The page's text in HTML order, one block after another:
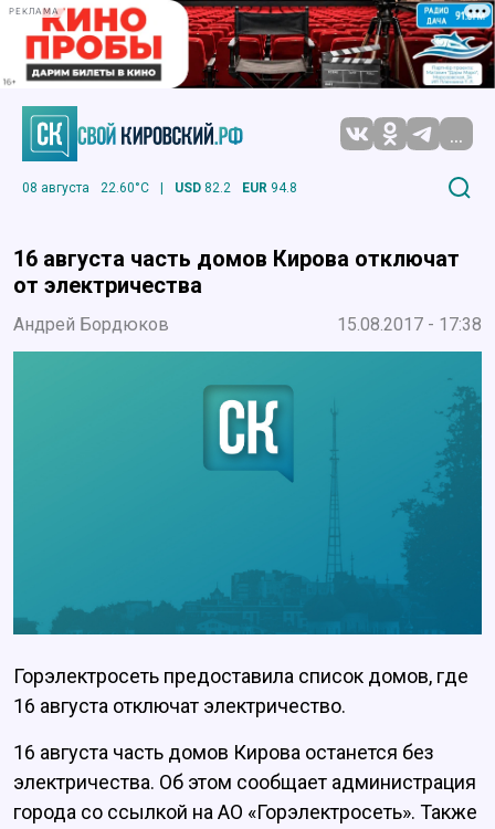
РЕКЛАМА
...
08 августа 22.60°C | USD 82.2 EUR 94.8
16 августа часть домов Кирова отключат
от электричества
Андрей Бордюков 15.08.2017 - 17:38
Горэлектросеть предоставила список домов, где
16 августа отключат электричество.
16 августа часть домов Кирова останется без
электричества. Об этом сообщает администрация
города со ссылкой на АО «Горэлектросеть». Также